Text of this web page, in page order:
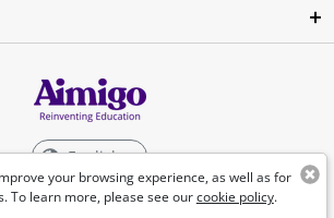
your browsing experience, as well as for
To learn more, please see ourcookie policy.
English
©Aimigo 2026